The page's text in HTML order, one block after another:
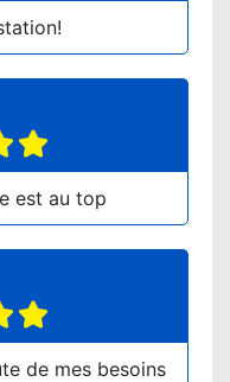
est au top
de mes besoins